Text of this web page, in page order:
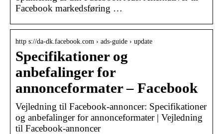
Facebook markedsføring …
http s://da-dk.facebook.com › ads-guide › update
Specifikationer og
anbefalinger for
annonceformater – Facebook
Vejledning til Facebook-annoncer: Specifikationer
og anbefalinger for annonceformater | Vejledning
til Facebook-annoncer